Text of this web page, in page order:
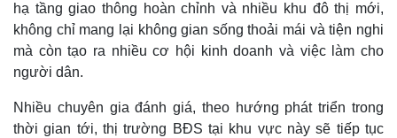
Thế giới
Quan sát
Cuộc sống đó đây
Hồ sơ
Multimedia
E-Magazine
Infographic
hạ tầng giao thông hoàn chỉnh và nhiều khu đô thị mới,
không chỉ mang lại không gian sống thoải mái và tiện nghi
mà còn tạo ra nhiều cơ hội kinh doanh và việc làm cho
người dân.
Nhiều chuyên gia đánh giá, theo hướng phát triển trong
thời gian tới, thị trường BĐS tại khu vực này sẽ tiếp tục